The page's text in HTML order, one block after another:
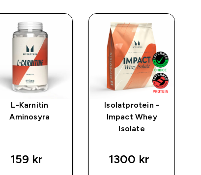
L-Karnitin
Aminosyra
159 kr‎
Isolatprotein -
Impact Whey
Isolate
1300 kr‎